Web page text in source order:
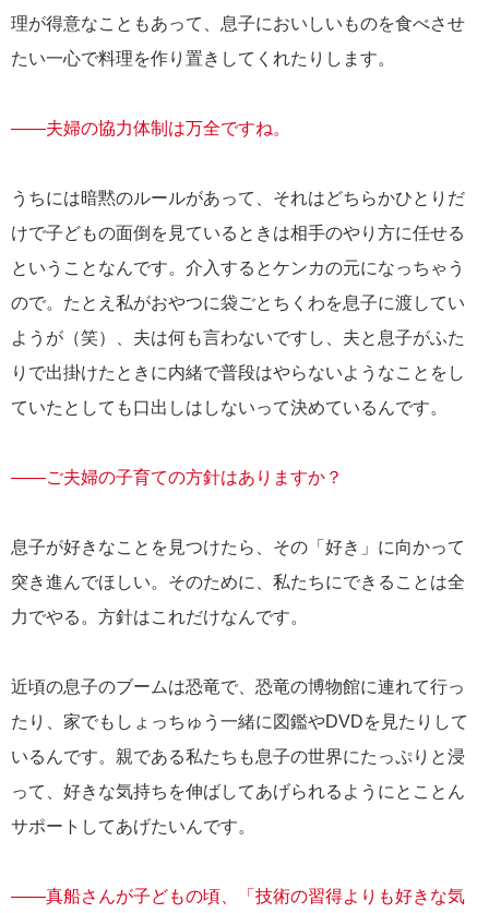
理が得意なこともあって、息子においしいものを食べさせ
たい一心で料理を作り置きしてくれたりします。
――夫婦の協力体制は万全ですね。
うちには暗黙のルールがあって、それはどちらかひとりだ
けで子どもの面倒を見ているときは相手のやり方に任せる
ということなんです。介入するとケンカの元になっちゃう
ので。たとえ私がおやつに袋ごとちくわを息子に渡してい
ようが（笑）、夫は何も言わないですし、夫と息子がふた
りで出掛けたときに内緒で普段はやらないようなことをし
ていたとしても口出しはしないって決めているんです。
――ご夫婦の子育ての方針はありますか？
息子が好きなことを見つけたら、その「好き」に向かって
突き進んでほしい。そのために、私たちにできることは全
力でやる。方針はこれだけなんです。
近頃の息子のブームは恐竜で、恐竜の博物館に連れて行っ
たり、家でもしょっちゅう一緒に図鑑やDVDを見たりして
いるんです。親である私たちも息子の世界にたっぷりと浸
って、好きな気持ちを伸ばしてあげられるようにとことん
サポートしてあげたいんです。
――真船さんが子どもの頃、「技術の習得よりも好きな気